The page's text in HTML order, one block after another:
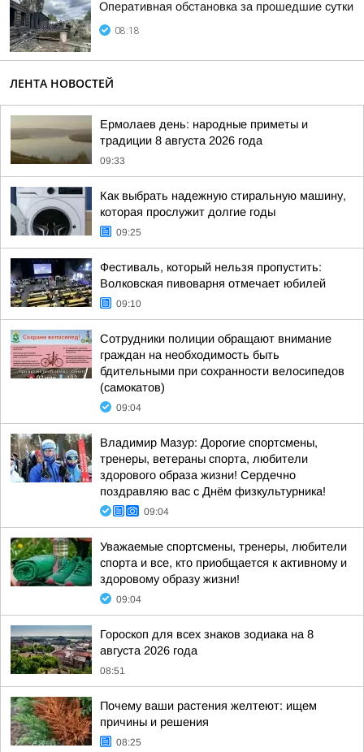
Оперативная обстановка за прошедшие сутки
08:18
ЛЕНТА НОВОСТЕЙ
Ермолаев день: народные приметы и
традиции 8 августа 2026 года
09:33
Как выбрать надежную стиральную машину,
которая прослужит долгие годы
09:25
Фестиваль, который нельзя пропустить:
Волковская пивоварня отмечает юбилей
09:10
Сотрудники полиции обращают внимание
граждан на необходимость быть
бдительными при сохранности велосипедов
(самокатов)
09:04
Владимир Мазур: Дорогие спортсмены,
тренеры, ветераны спорта, любители
здорового образа жизни! Сердечно
поздравляю вас с Днём физкультурника!
09:04
Уважаемые спортсмены, тренеры, любители
спорта и все, кто приобщается к активному и
здоровому образу жизни!
09:04
Гороскоп для всех знаков зодиака на 8
августа 2026 года
08:51
Почему ваши растения желтеют: ищем
причины и решения
08:25